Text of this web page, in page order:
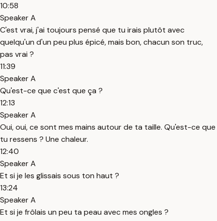
10:58
Speaker A
C'est vrai, j'ai toujours pensé que tu irais plutôt avec
quelqu'un d'un peu plus épicé, mais bon, chacun son truc,
pas vrai ?
11:39
Speaker A
Qu'est-ce que c'est que ça ?
12:13
Speaker A
Oui, oui, ce sont mes mains autour de ta taille. Qu'est-ce que
tu ressens ? Une chaleur.
12:40
Speaker A
Et si je les glissais sous ton haut ?
13:24
Speaker A
Et si je frôlais un peu ta peau avec mes ongles ?